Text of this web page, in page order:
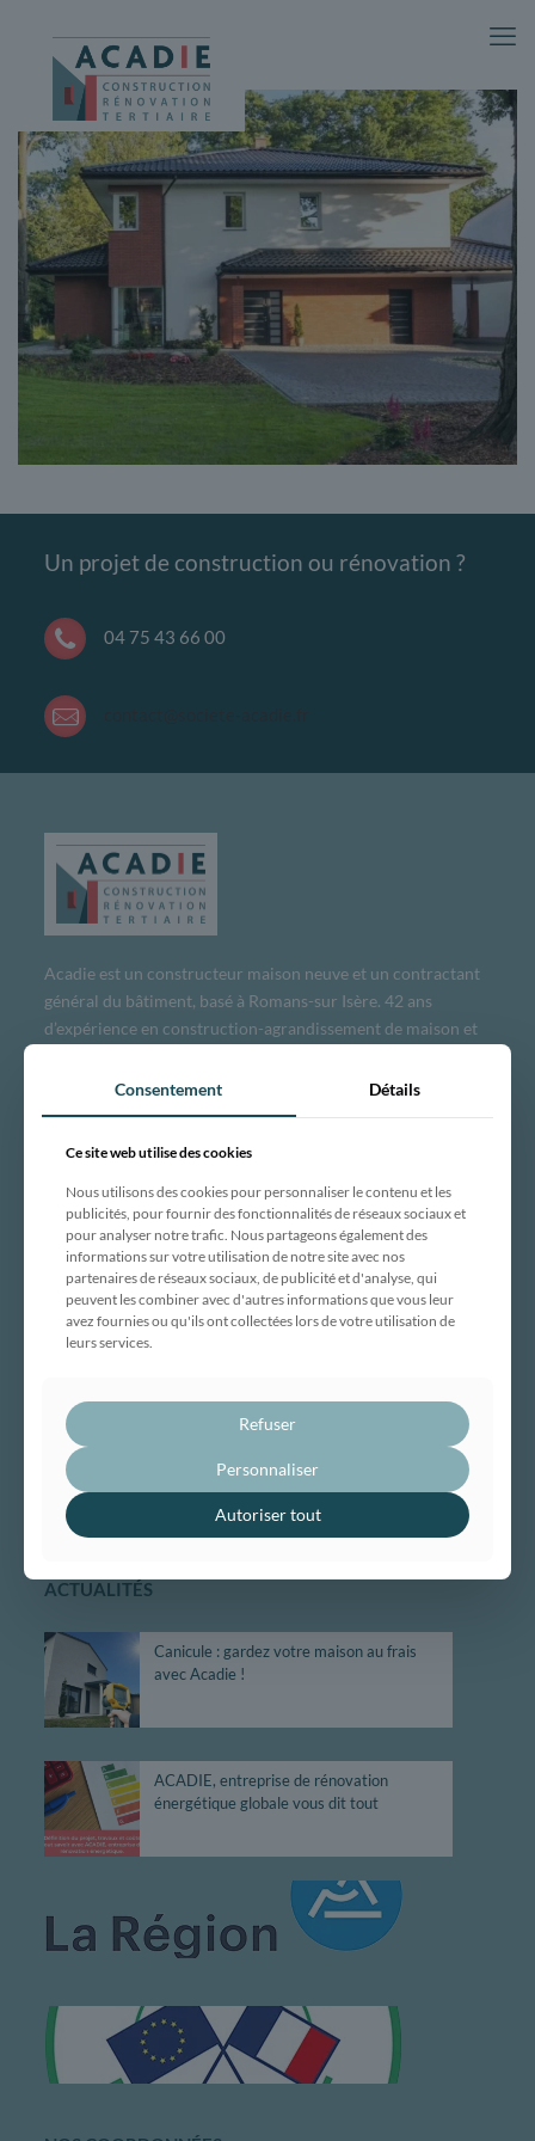
Un projet de construction ou rénovation ?
04 75 43 66 00
Acadie est un constructeur maison neuve et un contractant
général du bâtiment, basé à Romans-sur Isère. 42 ans
d’expérience en construction-agrandissement de maison et
rénovation énergétique. Certifié Certibat RGE Globale.
Intervention en Rhône-Alpes.
Notre entreprise
Engagements et certifications
Maison traditionnelle
Maison ossature bois
Maîtrise d’œuvre
Bâtiment professionnel et tertiaire
Réalisations
Nous contacter
ACTUALITÉS
Canicule : gardez votre maison au frais
avec Acadie !
ACADIE, entreprise de rénovation
énergétique globale vous dit tout
Consentement Détails
Ce site web utilise des cookies
Nous utilisons des cookies pour personnaliser le contenu et les
publicités, pour fournir des fonctionnalités de réseaux sociaux et
pour analyser notre trafic. Nous partageons également des
informations sur votre utilisation de notre site avec nos
partenaires de réseaux sociaux, de publicité et d'analyse, qui
peuvent les combiner avec d'autres informations que vous leur
avez fournies ou qu'ils ont collectées lors de votre utilisation de
leurs services.
Refuser
Personnaliser
Autoriser tout